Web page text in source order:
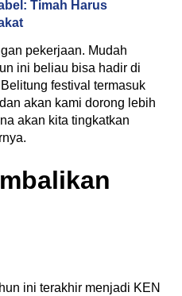
Timah Harus
pekerjaan. Mudah
ini beliau bisa hadir di
festival termasuk
akan kami dorong lebih
akan kita tingkatkan
ini terakhir menjadi KEN